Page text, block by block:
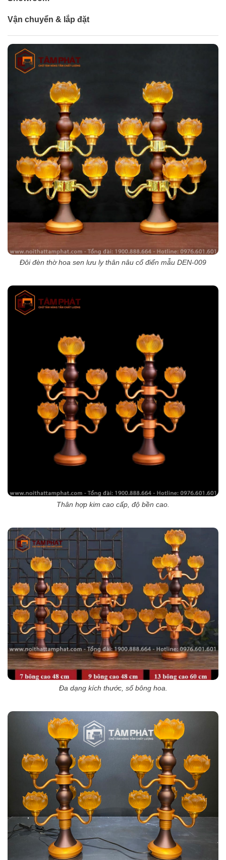
Vận chuyển & lắp đặt
Đôi đèn thờ hoa sen lưu ly thân nâu cổ điển mẫu DEN-009
Thân hợp kim cao cấp, độ bền cao.
Đa dạng kích thước, số bông hoa.